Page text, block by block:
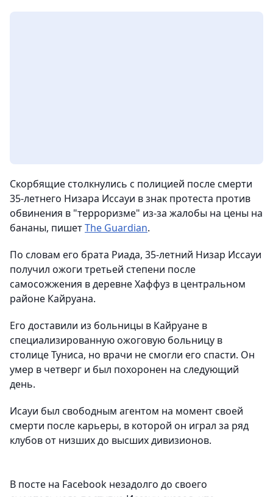
Скорбящие столкнулись с полицией после смерти
35-летнего Низара Иссауи в знак протеста против
обвинения в "терроризме" из-за жалобы на цены на
бананы, пишетThe Guardian.
По словам его брата Риада, 35-летний Низар Иссауи
получил ожоги третьей степени после
самосожжения в деревне Хаффуз в центральном
районе Кайруана.
Его доставили из больницы в Кайруане в
специализированную ожоговую больницу в
столице Туниса, но врачи не смогли его спасти. Он
умер в четверг и был похоронен на следующий
день.
Исауи был свободным агентом на момент своей
смерти после карьеры, в которой он играл за ряд
клубов от низших до высших дивизионов.
В посте на Facebook незадолго до своего